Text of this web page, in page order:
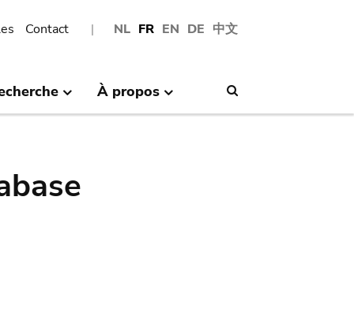
NL FR EN DE 中文
Contact
À propos